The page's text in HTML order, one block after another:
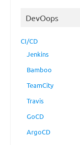
DevOops
CI/CD
Jenkins
Bamboo
TeamCity
Travis
GoCD
ArgoCD